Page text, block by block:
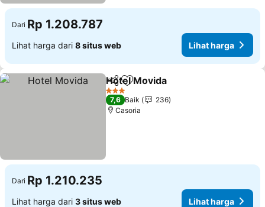
Dari Rp 1.208.787
Lihat harga dari 8 situs web Lihat harga
BagikanTambahkan ke favorit
Hotel Movida
3 Bintang
7,6 Baik
236
Casoria
Dari Rp 1.210.235
Lihat harga dari 3 situs web Lihat harga